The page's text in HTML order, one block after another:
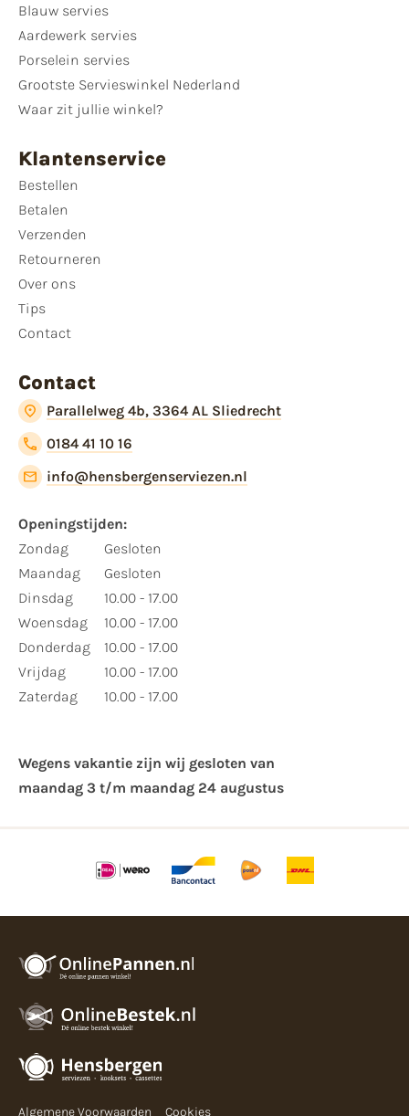
Blauw servies
Aardewerk servies
Porselein servies
Grootste Servieswinkel Nederland
Waar zit jullie winkel?
Klantenservice
Bestellen
Betalen
Verzenden
Retourneren
Over ons
Tips
Contact
Contact
Parallelweg 4b, 3364 AL Sliedrecht
0184 41 10 16
info@hensbergenserviezen.nl
Openingstijden:
Zondag
Maandag
Dinsdag
Woensdag
Donderdag
Vrijdag
Zaterdag
Gesloten
Gesloten
10.00 - 17.00
10.00 - 17.00
10.00 - 17.00
10.00 - 17.00
10.00 - 17.00
Wegens vakantie zijn wij gesloten van ​
maandag 3 t/m maandag 24 augustus
Algemene Voorwaarden Cookies